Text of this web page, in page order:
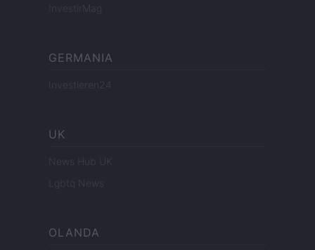
InvestirMag
GERMANIA
Investieren24
UK
News Hub UK
Lgbtq News
OLANDA